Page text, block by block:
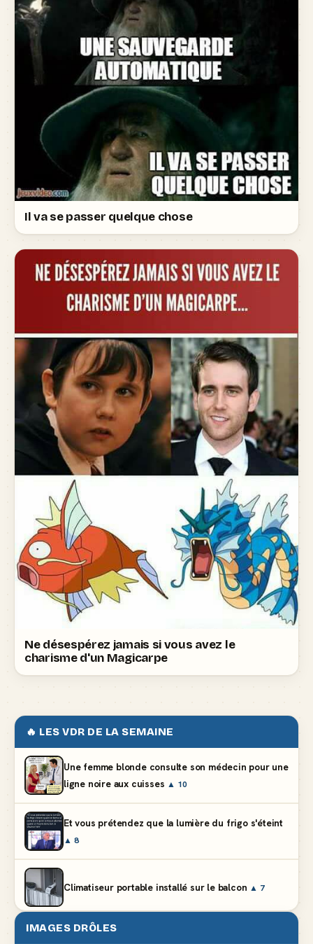
Il va se passer quelque chose
Ne désespérez jamais si vous avez le
charisme d'un Magicarpe
🔥 LES VDR DE LA SEMAINE
Une femme blonde consulte son médecin pour une
ligne noire aux cuisses ▲ 10
Et vous prétendez que la lumière du frigo s'éteint
▲ 8
Climatiseur portable installé sur le balcon ▲ 7
IMAGES DRÔLES